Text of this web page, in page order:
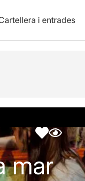
i entrades
Fotos i vídeos
mar